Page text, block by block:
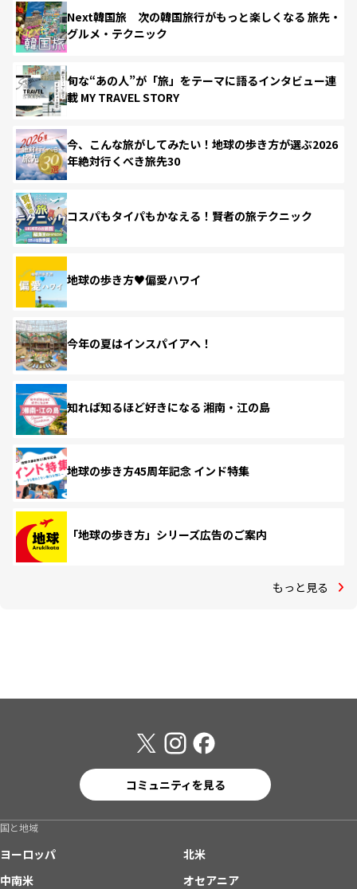
Next韓国旅 次の韓国旅行がもっと楽しくなる 旅先・
グルメ・テクニック
旬な“あの人”が「旅」をテーマに語るインタビュー連
載 MY TRAVEL STORY
今、こんな旅がしてみたい！地球の歩き方が選ぶ2026
年絶対行くべき旅先30
コスパもタイパもかなえる！賢者の旅テクニック
地球の歩き方♥偏愛ハワイ
今年の夏はインスパイアへ！
知れば知るほど好きになる 湘南・江の島
地球の歩き方45周年記念 インド特集
「地球の歩き方」シリーズ広告のご案内
もっと見る
コミュニティを見る
国と地域
ヨーロッパ
北米
中南米
オセアニア